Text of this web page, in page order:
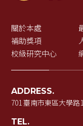
關於本處
補助獎項
校級研究中心
ADDRESS.
701 臺南市東區大學
TEL.